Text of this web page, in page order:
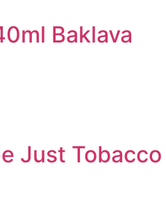
Baklava
Just Tobacco